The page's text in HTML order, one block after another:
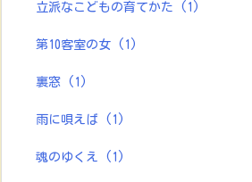
立派なこどもの育てかた (1)
第10客室の女 (1)
裏窓 (1)
雨に唄えば (1)
魂のゆくえ (1)